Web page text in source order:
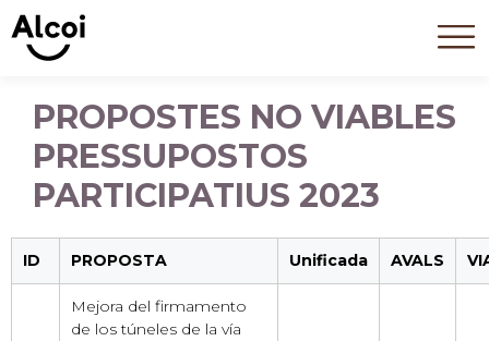
PROPOSTES NO VIABLES
PRESSUPOSTOS
PARTICIPATIUS 2023
ID PROPOSTA Unificada AVALS
Mejora del firmamento
de los túneles de la vía